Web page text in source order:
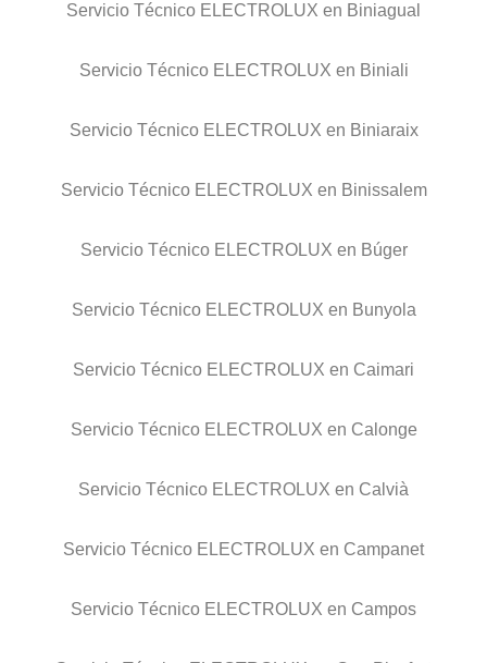
Servicio Técnico ELECTROLUX en Biniagual
Servicio Técnico ELECTROLUX en Biniali
Servicio Técnico ELECTROLUX en Biniaraix
Servicio Técnico ELECTROLUX en Binissalem
Servicio Técnico ELECTROLUX en Búger
Servicio Técnico ELECTROLUX en Bunyola
Servicio Técnico ELECTROLUX en Caimari
Servicio Técnico ELECTROLUX en Calonge
Servicio Técnico ELECTROLUX en Calvià
Servicio Técnico ELECTROLUX en Campanet
Servicio Técnico ELECTROLUX en Campos